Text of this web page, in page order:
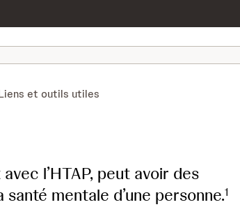
et outils utiles
l’HTAP, peut avoir des
mentale d’une personne.1